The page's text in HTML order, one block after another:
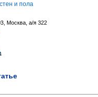
и пола
Москва, а/я 322